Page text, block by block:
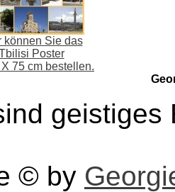
können Sie das
Poster
75 cm bestellen.
© by